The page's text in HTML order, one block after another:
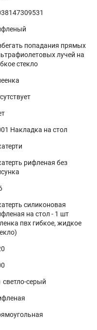
царапины.
от воды и
плоские
попадания прямых
лучей на
стекло
Накладка на стол
рифленая без
силиконовая
на стол - 1 шт
пвх гибкое, жидкое
светло-серый